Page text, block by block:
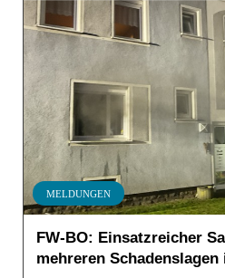
MELDUNGEN
FW-BO: Einsatzreicher
mehreren Schadenslagen